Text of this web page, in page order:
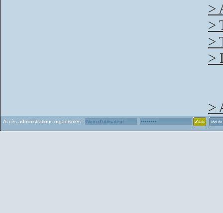
>
>
>
>
>
Accès administrations organismes :